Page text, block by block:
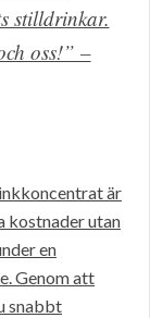
stilldrinkar.
oss!” –
är
kostnader utan
en
Genom att
snabbt